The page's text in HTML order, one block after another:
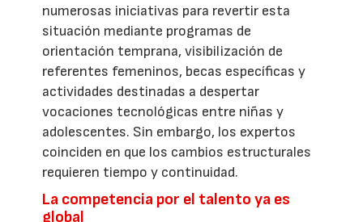
numerosas iniciativas para revertir esta
situación mediante programas de
orientación temprana, visibilización de
referentes femeninos, becas específicas y
actividades destinadas a despertar
vocaciones tecnológicas entre niñas y
adolescentes. Sin embargo, los expertos
coinciden en que los cambios estructurales
requieren tiempo y continuidad.
La competencia por el talento ya es
global